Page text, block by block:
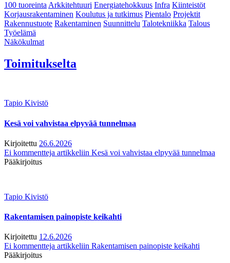
100 tuoreintaArkkitehtuuri Energiatehokkuus Infra Kiinteistöt
Korjausrakentaminen Koulutus ja tutkimus Pientalo Projektit
Rakennustuote Rakentaminen Suunnittelu Talotekniikka Talous
Työelämä
Näkökulmat
Toimitukselta
Tapio Kivistö
Kesä voi vahvistaa elpyvää tunnelmaa
Kirjoitettu 26.6.2026
Ei kommentteja artikkeliin Kesä voi vahvistaa elpyvää tunnelmaa
Pääkirjoitus
Tapio Kivistö
Rakentamisen painopiste keikahti
Kirjoitettu 12.6.2026
Ei kommentteja artikkeliin Rakentamisen painopiste keikahti
Pääkirjoitus